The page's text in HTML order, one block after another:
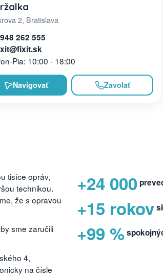
2, Bratislava
262 555
Pia: 10:00 - 18:00
Navigovať Zavolať
tisíce opráv,
technikou.
že s opravou
sme zaručili
4,
na čísle
+24 000
+15 rokov
+99 %